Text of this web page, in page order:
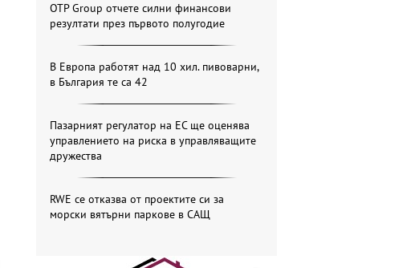
OTP Group отчете силни финансови
резултати през първото полугодие
В Европа работят над 10 хил. пивоварни,
в България те са 42
Пазарният регулатор на ЕС ще оценява
управлението на риска в управляващите
дружества
RWE се отказва от проектите си за
морски вятърни паркове в САЩ